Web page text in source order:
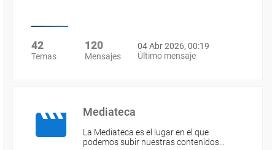
42
Temas
120
Mensajes
04 Abr 2026, 00:19
Último mensaje
Mediateca
La Mediateca es el lugar en el que
podemos subir nuestras contenidos…